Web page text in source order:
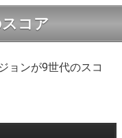
コア
ョンが9世代のスコ